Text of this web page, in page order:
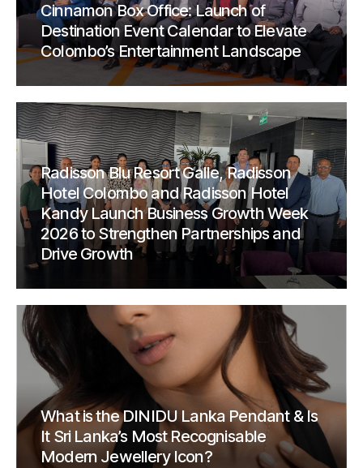
Cinnamon Box Office: Launch of
Destination Event Calendar to Elevate
Colombo’s Entertainment Landscape
Radisson Blu Resort Galle, Radisson
Hotel Colombo and Radisson Hotel
Kandy Launch Business Growth Week
2026 to Strengthen Partnerships and
Drive Growth
What is the DINIDU Lanka Pendant & Is
It Sri Lanka’s Most Recognisable
Modern Jewellery Icon?